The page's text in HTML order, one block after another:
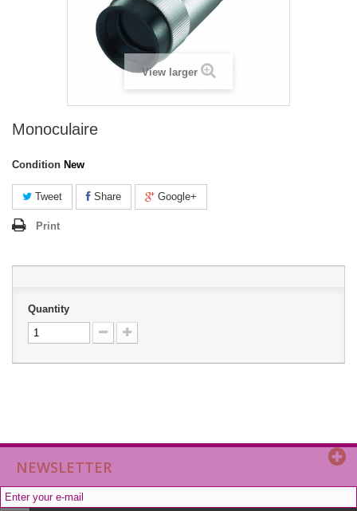
View larger
Monoculaire
Condition New
Tweet Share Google+
Print
Quantity
NEWSLETTER